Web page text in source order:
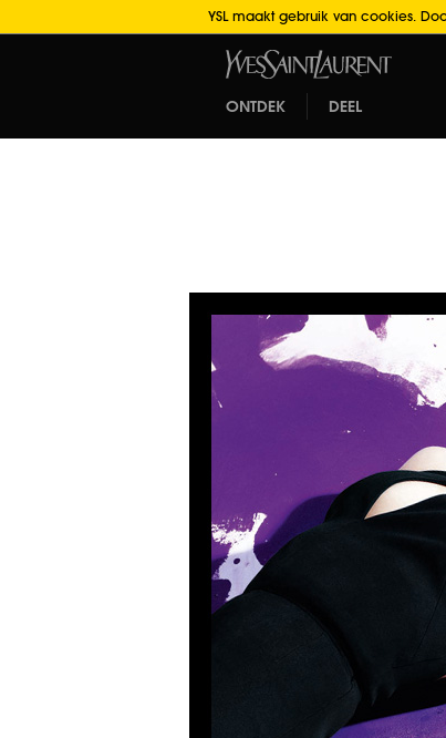
YSL maakt gebruik van cookies.
ONTDEK DEEL